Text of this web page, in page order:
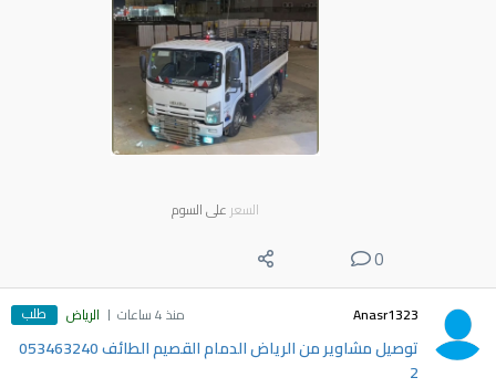
السعر على السوم
0
Anasr1323 منذ 4 ساعات الرياض طلب
توصيل مشاوير من الرياض الدمام القصيم الطائف 053463240
2